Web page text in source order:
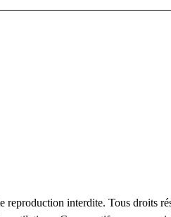
reproduction interdite. Tous droits